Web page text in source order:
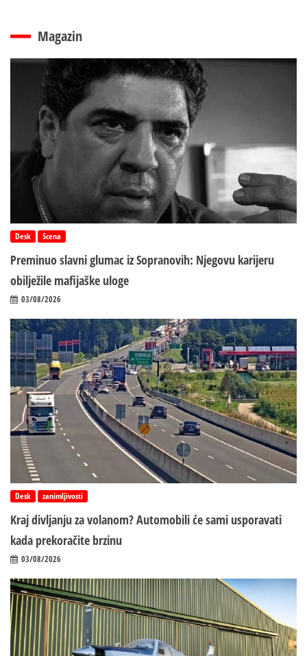
Magazin
Desk Scena
Preminuo slavni glumac iz Sopranovih: Njegovu karijeru
obilježile mafijaške uloge
03/08/2026
Desk zanimljivosti
Kraj divljanju za volanom? Automobili će sami usporavati
kada prekoračite brzinu
03/08/2026